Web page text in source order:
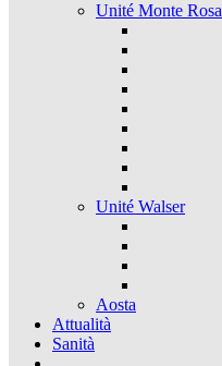
Unité Monte Rosa
Unité Walser
Aosta
Attualità
Sanità